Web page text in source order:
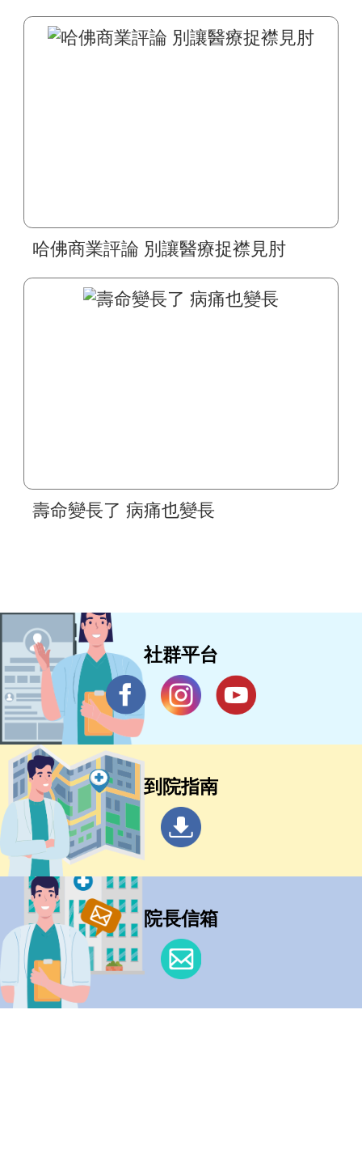
哈佛商業評論 別讓醫療捉襟見肘
壽命變長了 病痛也變長
社群平台
到院指南
院長信箱